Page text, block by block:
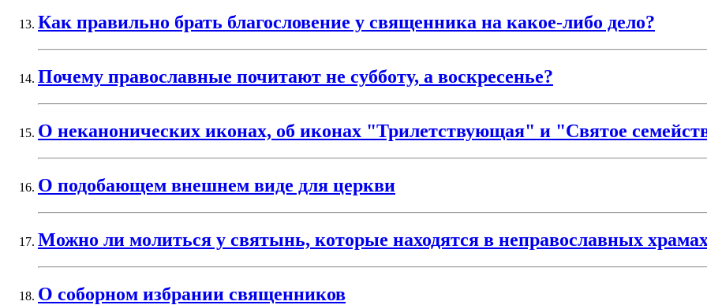
Как правильно брать благословение у священника на какое-либо дело?
Почему православные почитают не субботу, а воскресенье?
О неканонических иконах, об иконах "Трилетствующая" и "Святое
О подобающем внешнем виде для церкви
Можно ли молиться у святынь, которые находятся в неправославных
О соборном избрании священников